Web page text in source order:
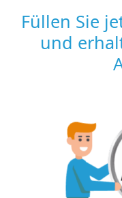
Füllen Sie
und